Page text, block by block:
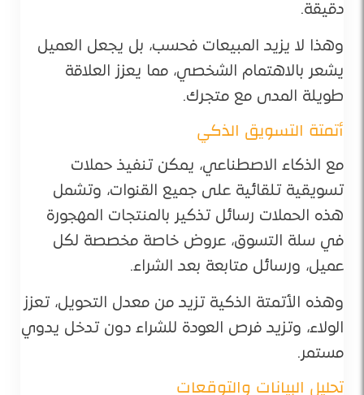
دقيقة.
وهذا لا يزيد المبيعات فحسب، بل يجعل العميل
يشعر بالاهتمام الشخصي، مما يعزز العلاقة
طويلة المدى مع متجرك.
أتمتة التسويق الذكي
مع الذكاء الاصطناعي، يمكن تنفيذ حملات
تسويقية تلقائية على جميع القنوات، وتشمل
هذه الحملات رسائل تذكير بالمنتجات المهجورة
في سلة التسوق، عروض خاصة مخصصة لكل
عميل، ورسائل متابعة بعد الشراء.
وهذه الأتمتة الذكية تزيد من معدل التحويل، تعزز
الولاء، وتزيد فرص العودة للشراء دون تدخل يدوي
مستمر.
تحليل البيانات والتوقعات